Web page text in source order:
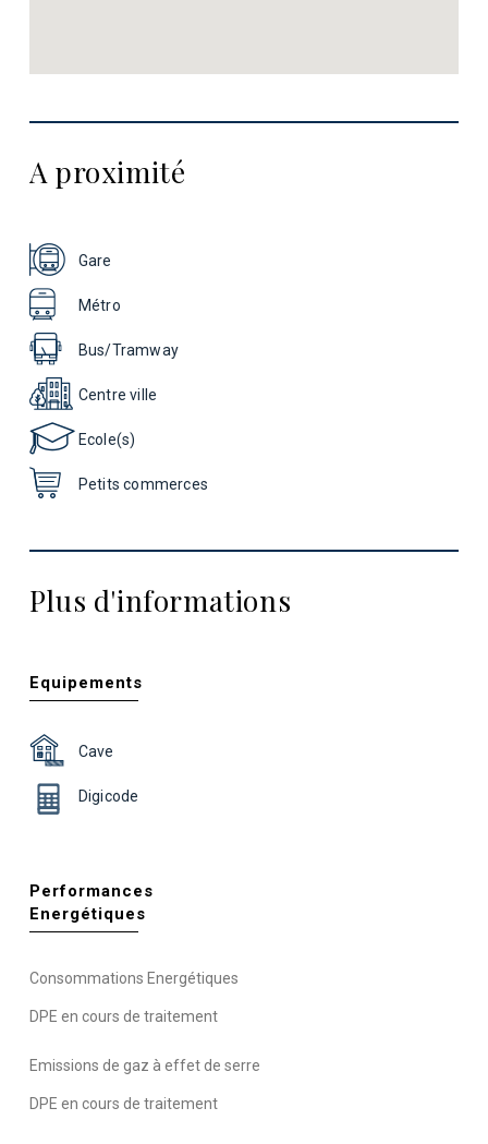
A proximité
Gare
Métro
Bus/Tramway
Centre ville
Ecole(s)
Petits commerces
Plus d'informations
Equipements
Cave
Digicode
Performances
Energétiques
Consommations Energétiques
DPE en cours de traitement
Emissions de gaz à effet de serre
DPE en cours de traitement